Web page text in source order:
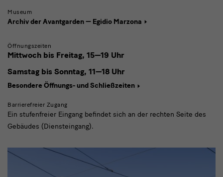
Museum
Archiv der Avantgarden — Egidio Marzona
Öffnungszeiten
Mittwoch bis Freitag, 15—19 Uhr
Samstag bis Sonntag, 11—18 Uhr
Besondere Öffnungs- und Schließzeiten
Barrierefreier Zugang
Ein stufenfreier Eingang befindet sich an der rechten Seite des
Gebäudes (Diensteingang).